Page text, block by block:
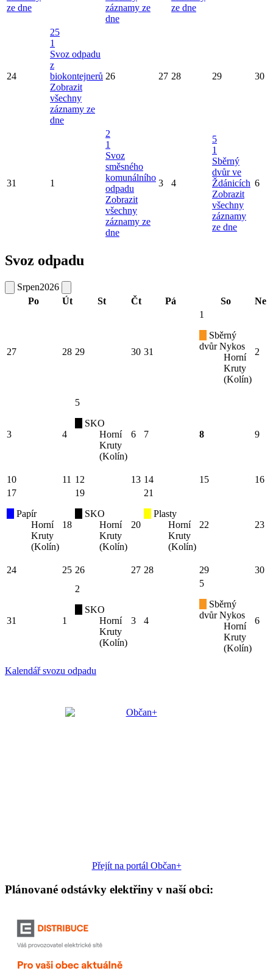
ze dne
záznamy ze
dne
ze dne
24
25
1
Svoz odpadu
z
biokontejnerů
Zobrazit
všechny
záznamy ze
dne
26 27 28 29 30
31 1
2
1
Svoz
směsného
komunálního
odpadu
Zobrazit
všechny
záznamy ze
dne
3 4
5
1
Sběrný
dvůr ve
Ždánicích
Zobrazit
všechny
záznamy
ze dne
6
Svoz odpadu
Srpen2026
Po
Út St Čt Pá So Ne
27 28 29 30 31
1
Sběrný
dvůr Nykos
Horní
Kruty
(Kolín)
2
3 4
5
SKO
Horní
Kruty
(Kolín)
6 7 8 9
10 11 12 13 14 15
16
17
Papír
Horní
Kruty
(Kolín)
18
19
SKO
Horní
Kruty
(Kolín)
20
21
Plasty
Horní
Kruty
(Kolín)
22 23
24 25 26 27 28 29 30
31 1
2
SKO
Horní
Kruty
(Kolín)
3 4
5
Sběrný
dvůr Nykos
Horní
Kruty
(Kolín)
6
Kalendář svozu odpadu
Přejít na portál Občan+
Plánované odstávky elektřiny v naší obci: